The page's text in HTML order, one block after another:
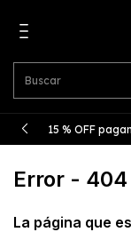
15 % OFF
Error - 404
La página que